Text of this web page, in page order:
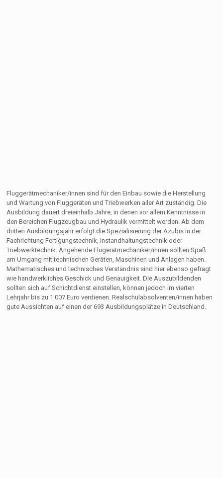
Fluggerätmechaniker/innen sind für den Einbau sowie die Herstellung
und Wartung von Fluggeräten und Triebwerken aller Art zuständig. Die
Ausbildung dauert dreieinhalb Jahre, in denen vor allem Kenntnisse in
den Bereichen Flugzeugbau und Hydraulik vermittelt werden. Ab dem
dritten Ausbildungsjahr erfolgt die Spezialisierung der Azubis in der
Fachrichtung Fertigungstechnik, Instandhaltungstechnik oder
Triebwerktechnik. Angehende Flugerätmechaniker/innen sollten Spaß
am Umgang mit technischen Geräten, Maschinen und Anlagen haben.
Mathematisches und technisches Verständnis sind hier ebenso gefragt
wie handwerkliches Geschick und Genauigkeit. Die Auszubildenden
sollten sich auf Schichtdienst einstellen, können jedoch im vierten
Lehrjahr bis zu 1.007 Euro verdienen. Realschulabsolventen/innen haben
gute Aussichten auf einen der 693 Ausbildungsplätze in Deutschland.